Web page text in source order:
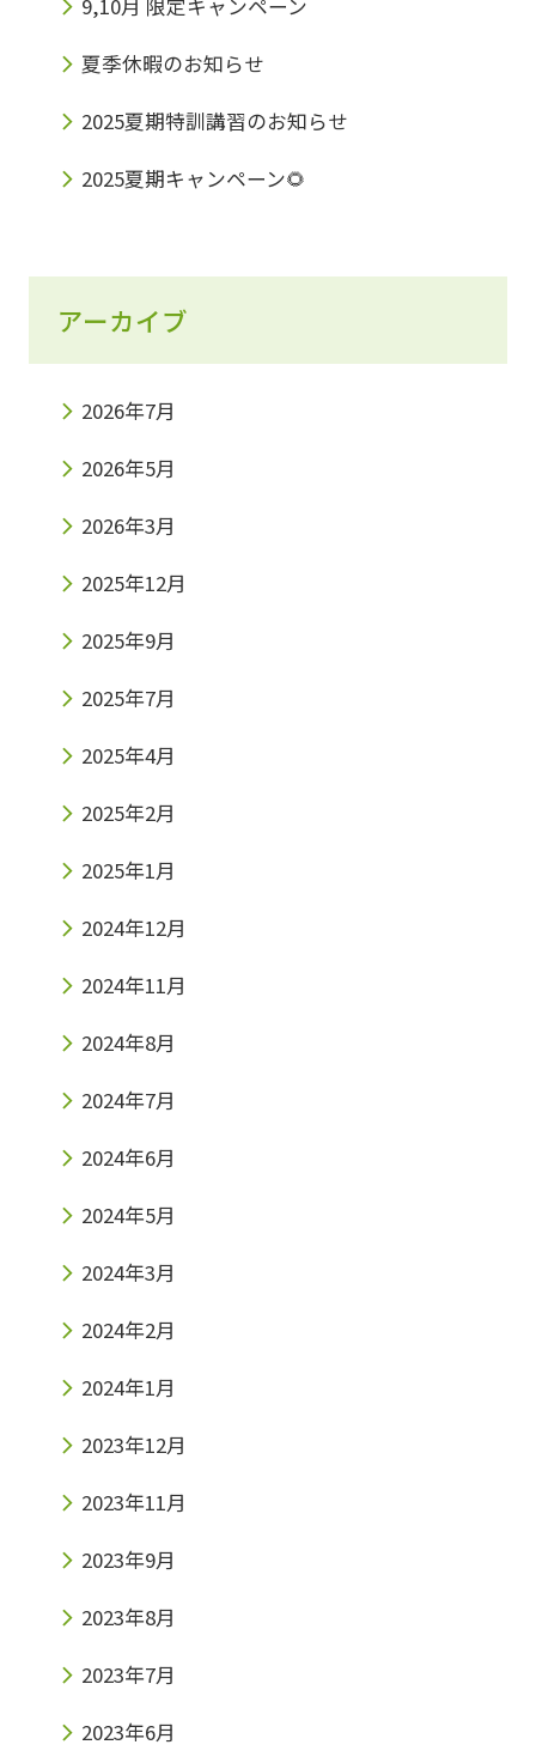
9,10月 限定キャンペーン
夏季休暇のお知らせ
2025夏期特訓講習のお知らせ
2025夏期キャンペーン🌻
アーカイブ
2026年7月
2026年5月
2026年3月
2025年12月
2025年9月
2025年7月
2025年4月
2025年2月
2025年1月
2024年12月
2024年11月
2024年8月
2024年7月
2024年6月
2024年5月
2024年3月
2024年2月
2024年1月
2023年12月
2023年11月
2023年9月
2023年8月
2023年7月
2023年6月